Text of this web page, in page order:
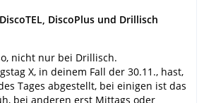
DiscoPlus und Drillisch
nicht nur bei Drillisch.
X, in deinem Fall der 30.11., hast,
Tages abgestellt, bei einigen ist das
bei anderen erst Mittags oder